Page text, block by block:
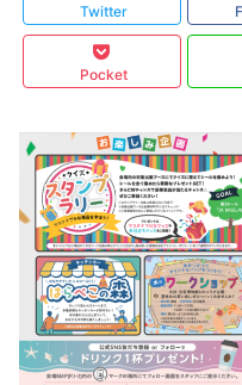
Twitter
Pocket